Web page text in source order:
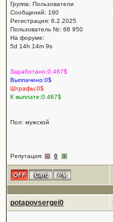
Группа: Пользователи
Сообщений: 190
Регистрация: 6.2.2025
Пользователь №: 68 950
На форуме:
5d 14h 14m 9s
Заработано:0.467$
Выплачено:0$
Штрафы:0$
К выплате:0.467$
Пол: мужской
Репутация: 0
potapovsergei0